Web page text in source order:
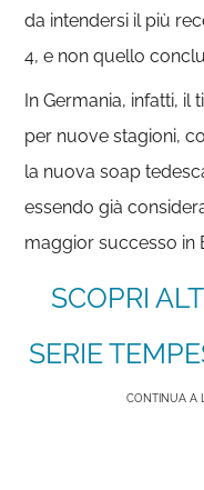
da intendersi il più
4, e non quello
In Germania, infatti, il
per nuove stagioni,
la nuova soap
essendo già
maggior successo in
SCOPRI
SERIE
CONTINUA A